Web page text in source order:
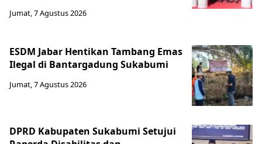
Jumat, 7 Agustus 2026
ESDM Jabar Hentikan Tambang Emas
Ilegal di Bantargadung Sukabumi
Jumat, 7 Agustus 2026
DPRD Kabupaten Sukabumi Setujui